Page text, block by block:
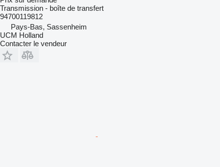
Transmission - boîte de transfert
94700119812
Pays-Bas, Sassenheim
UCM Holland
Contacter le vendeur